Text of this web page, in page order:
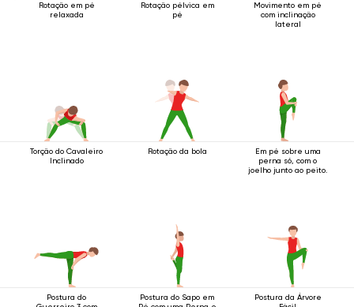
Rotação em pé
relaxada
Rotação pélvica em
pé
Movimento em pé
com inclinação
lateral
Torção do Cavaleiro
Inclinado
Rotação da bola
Em pé sobre uma
perna só, com o
joelho junto ao peito.
Postura do
Postura do Sapo em
Postura da Árvore